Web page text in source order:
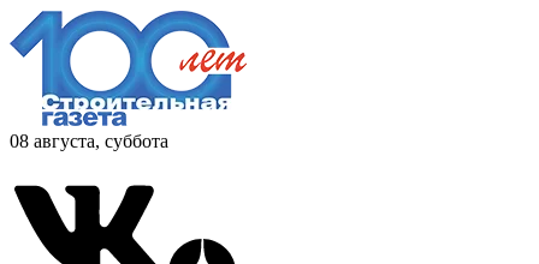
08 августа, суббота